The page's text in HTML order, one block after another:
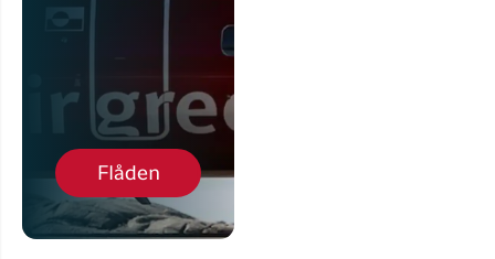
Flåden